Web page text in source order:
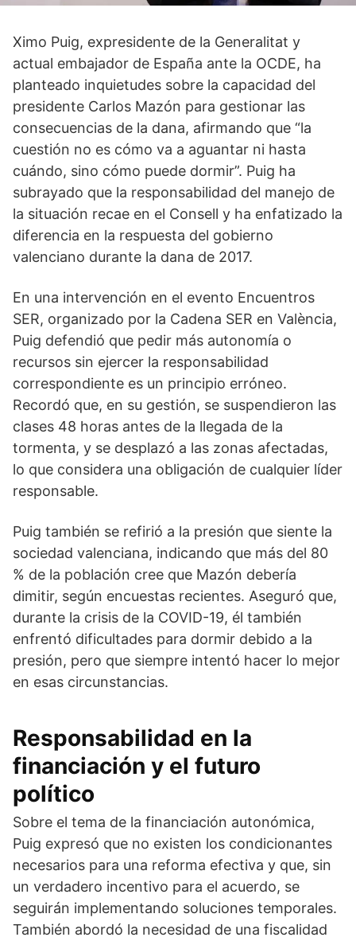
Ximo Puig, expresidente de la Generalitat y
actual embajador de España ante la OCDE, ha
planteado inquietudes sobre la capacidad del
presidente Carlos Mazón para gestionar las
consecuencias de la dana, afirmando que “la
cuestión no es cómo va a aguantar ni hasta
cuándo, sino cómo puede dormir”. Puig ha
subrayado que la responsabilidad del manejo de
la situación recae en el Consell y ha enfatizado la
diferencia en la respuesta del gobierno
valenciano durante la dana de 2017.
En una intervención en el evento Encuentros
SER, organizado por la Cadena SER en València,
Puig defendió que pedir más autonomía o
recursos sin ejercer la responsabilidad
correspondiente es un principio erróneo.
Recordó que, en su gestión, se suspendieron las
clases 48 horas antes de la llegada de la
tormenta, y se desplazó a las zonas afectadas,
lo que considera una obligación de cualquier líder
responsable.
Puig también se refirió a la presión que siente la
sociedad valenciana, indicando que más del 80
% de la población cree que Mazón debería
dimitir, según encuestas recientes. Aseguró que,
durante la crisis de la COVID-19, él también
enfrentó dificultades para dormir debido a la
presión, pero que siempre intentó hacer lo mejor
en esas circunstancias.
Responsabilidad en la
financiación y el futuro
político
Sobre el tema de la financiación autonómica,
Puig expresó que no existen los condicionantes
necesarios para una reforma efectiva y que, sin
un verdadero incentivo para el acuerdo, se
seguirán implementando soluciones temporales.
También abordó la necesidad de una fiscalidad